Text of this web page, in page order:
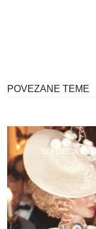
POVEZANE TEME
SLEDEĆA